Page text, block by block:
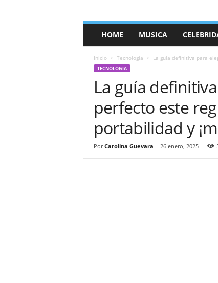
a
HOME MUSICA
Inicio Tecnologia La guía definitiva para
TECNOLOGIA
La guía
perfecto este
portabilidad y
Por Carolina Guevara - 26 enero, 2025